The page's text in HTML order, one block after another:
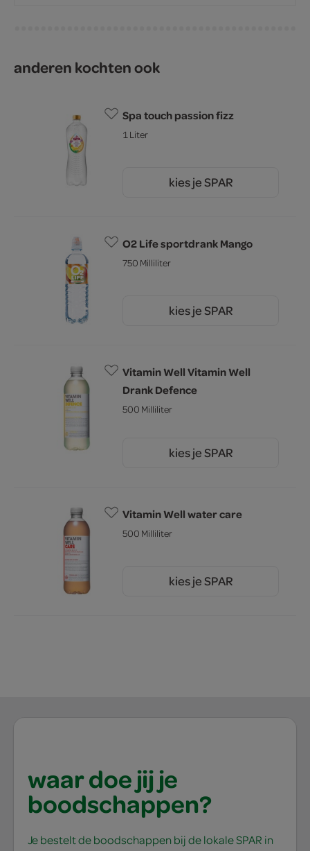
anderen kochten ook
Spa touch passion fizz
1 Liter
kies je SPAR
O2 Life sportdrank Mango
750 Milliliter
kies je SPAR
Vitamin Well Vitamin Well
Drank Defence
500 Milliliter
kies je SPAR
Vitamin Well water care
500 Milliliter
kies je SPAR
waar doe jij je
boodschappen?
Je bestelt de boodschappen bij de lokale SPAR in